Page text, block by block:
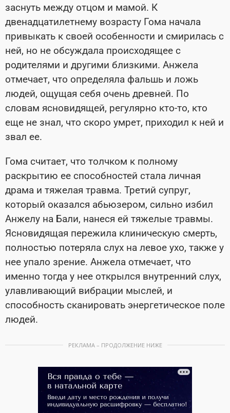
заснуть между отцом и мамой. К
двенадцатилетнему возрасту Гома начала
привыкать к своей особенности и смирилась с
ней, но не обсуждала происходящее с
родителями и другими близкими. Анжела
отмечает, что определяла фальшь и ложь
людей, ощущая себя очень древней. По
словам ясновидящей, регулярно кто-то, кто
еще не знал, что скоро умрет, приходил к ней и
звал ее.
Гома считает, что толчком к полному
раскрытию ее способностей стала личная
драма и тяжелая травма. Третий супруг,
который оказался абьюзером, сильно избил
Анжелу на Бали, нанеся ей тяжелые травмы.
Ясновидящая пережила клиническую смерть,
полностью потеряла слух на левое ухо, также у
нее упало зрение. Анжела отмечает, что
именно тогда у нее открылся внутренний слух,
улавливающий вибрации мыслей, и
способность сканировать энергетическое поле
людей.
РЕКЛАМА – ПРОДОЛЖЕНИЕ НИЖЕ